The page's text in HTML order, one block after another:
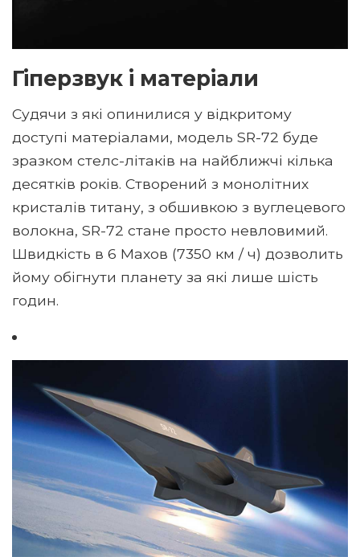
Гіперзвук і матеріали
Судячи з які опинилися у відкритому
доступі матеріалами, модель SR-72 буде
зразком стелс-літаків на найближчі кілька
десятків років. Створений з монолітних
кристалів титану, з обшивкою з вуглецевого
волокна, SR-72 стане просто невловимий.
Швидкість в 6 Махов (7350 км / ч) дозволить
йому обігнути планету за які лише шість
годин.